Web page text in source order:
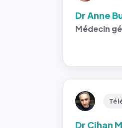
Dr Anne
Médecin
Dr Cihan